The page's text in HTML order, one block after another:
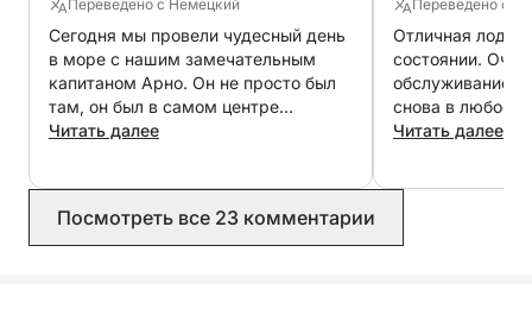
больше всего интересует — будь то
исследование укромных бухт, поездки по
островам, купание в кристально чистой воде или
просто отдых на борту, наслаждаясь
Во время вашего дня в море вы можете выбрать:
Переведено с Немецкий
Сегодня мы провели чудесный день
в море с нашим замечательным
капитаном Арно. Он не просто был
там, он был в самом центре
событий. Он исполнил все наши
было идеально, от бронирования до
прощания! Мы обязательно
Читать далее
Переведено с
Отличная
состоянии.
обслуживание,
снова в любое
Читать далее
Посмотреть все 23 комментарии